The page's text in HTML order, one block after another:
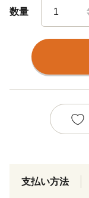
数量
支払い方法